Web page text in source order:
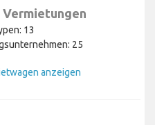
Vermietungen
13
25
anzeigen